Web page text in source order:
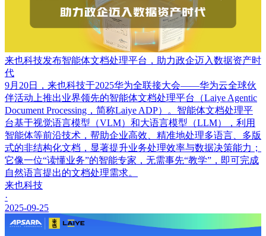
来也科技发布智能体文档处理平台，助力政企迈入数据资产时
代
9月20日，来也科技于2025华为全联接大会——华为云全球伙
伴活动上推出业界领先的智能体文档处理平台（Laiye Agentic
Document Processing，简称Laiye ADP）。智能体文档处理平
台基于视觉语言模型（VLM）和大语言模型（LLM），利用
智能体等前沿技术，帮助企业高效、精准地处理多语言、多版
式的非结构化文档，显著提升业务处理效率与数据决策能力；
它像一位“读懂业务”的智能专家，无需事先“教学”，即可完成
自然语言提出的文档处理需求。
来也科技
·
2025-09-25